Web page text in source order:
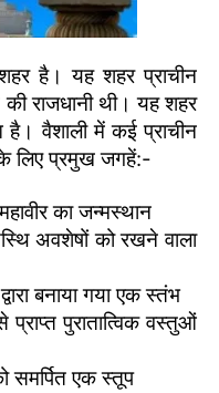
है। यह शहर प्राचीन
राजधानी थी। यह शहर
वैशाली में कई प्राचीन
लिए प्रमुख जगहें:-
का जन्मस्थान
अवशेषों को रखने वाला
बनाया गया एक स्तंभ
पुरातात्विक वस्तुओं
एक स्तूप